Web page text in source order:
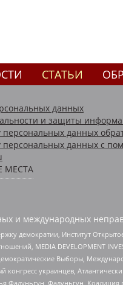
СТАТЬИ
данных
и защиты
персональных данных
персональных данных с
МЕСТА
и международных
демократии, Институт
MEDIA DEVELOPMENT
Выборы,
конгресс украинцев,
Фалуньгун, Фалуньгун,